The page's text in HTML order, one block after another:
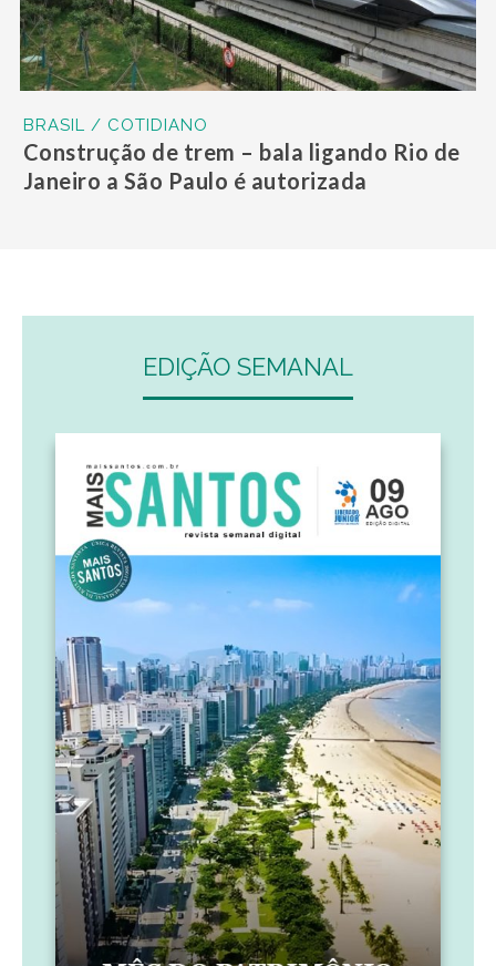
BRASIL / COTIDIANO
Construção de trem – bala ligando Rio de
Janeiro a São Paulo é autorizada
EDIÇÃO SEMANAL